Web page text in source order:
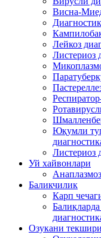
Висна-
Лейкоз
Листериоз
Юқумли
Листериоз
Уй хайвонлари
Баликчилик
Карп
Озукани